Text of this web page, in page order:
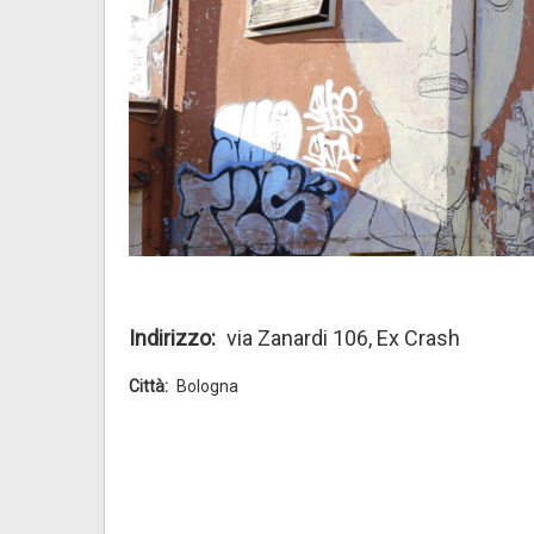
Indirizzo via Zanardi 106, Ex Crash
Città Bologna